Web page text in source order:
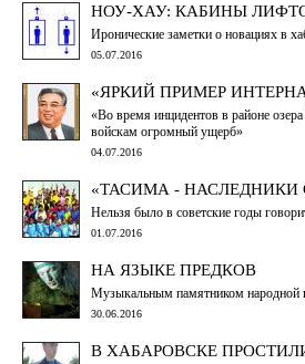
НОУ-ХАУ: КАБИНЫ
Иронические заметки о новациях в
05.07.2016
«ЯРКИЙ ПРИМЕР
«Во время инцидентов в районе
войскам огромный ущерб»
04.07.2016
«ТАСИМА - НАСЛЕДНИКИ
Нельзя было в советские годы
01.07.2016
НА ЯЗЫКЕ ПРЕДКОВ
Музыкальным памятником народной
30.06.2016
В ХАБАРОВСКЕ